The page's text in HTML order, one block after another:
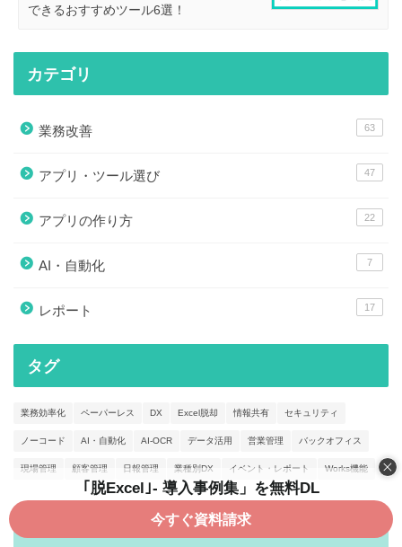
できるおすすめツール6選！
カテゴリ
業務改善 63
アプリ・ツール選び 47
アプリの作り方 22
AI・自動化 7
レポート 17
タグ
業務効率化 ペーパーレス DX Excel脱却 情報共有 セキュリティ
ノーコード AI・自動化 AI-OCR データ活用 営業管理 バックオフィス
現場管理 顧客管理 日報管理 業種別DX イベント・レポート Works機能
｢脱Excel｣- 導入事例集」を無料DL
今すぐ資料請求